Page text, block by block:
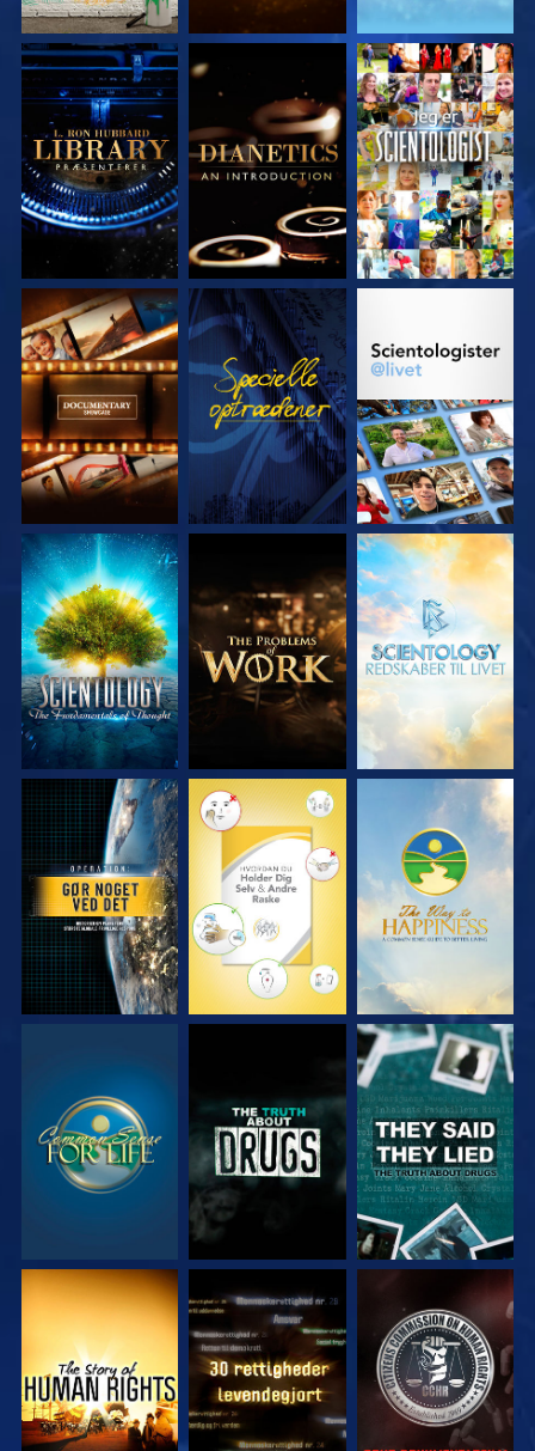
UDFORSK SERIEN UDFORSK SERIEN SE
UDFORSK SERIEN SE UDFORSK SERIEN
UDFORSK SERIEN UDFORSK SERIEN UDFORSK SERIEN
SE SE SE
SE SE
SE SE SE